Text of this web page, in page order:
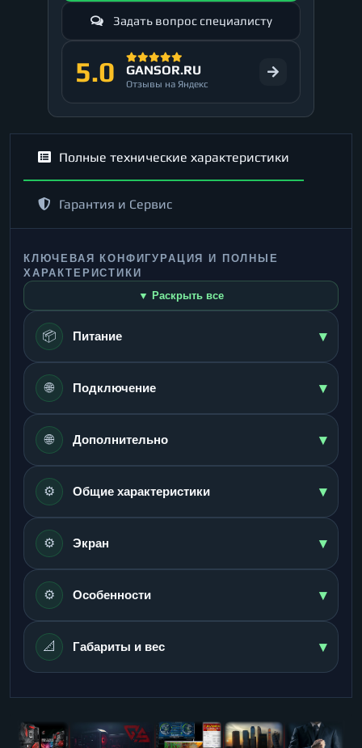
Задать вопрос специалисту
5.0 GANSOR.RU
Отзывы на Яндекс
Полные технические характеристики
Гарантия и Сервис
КЛЮЧЕВАЯ КОНФИГУРАЦИЯ И ПОЛНЫЕ
ХАРАКТЕРИСТИКИ
▼ Раскрыть все
📦 Питание ▾
🌐 Подключение ▾
🌐 Дополнительно ▾
⚙️ Общие характеристики ▾
⚙️ Экран ▾
⚙️ Особенности ▾
📐 Габариты и вес ▾